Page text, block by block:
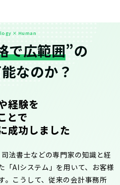
× Human
で広範囲”の
なのか？
経験を
とで
成功しました
法書士などの専門家の知識と経
「AIシステム」を用いて、お客様
。こうして、従来の会計事務所